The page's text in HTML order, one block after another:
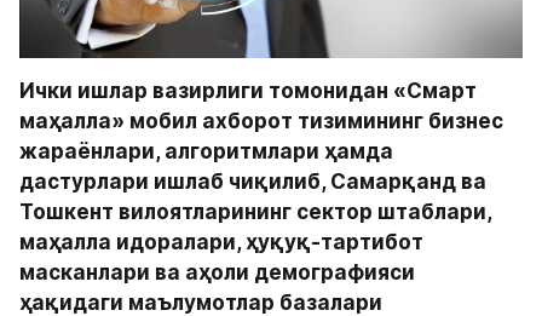
Ички ишлар вазирлиги томонидан «Смарт
маҳалла» мобил ахборот тизимининг бизнес
жараёнлари, алгоритмлари ҳамда
дастурлари ишлаб чиқилиб, Самарқанд ва
Тошкент вилоятларининг сектор штаблари,
маҳалла идоралари, ҳуқуқ-тартибот
масканлари ва аҳоли демографияси
ҳақидаги маълумотлар базалари